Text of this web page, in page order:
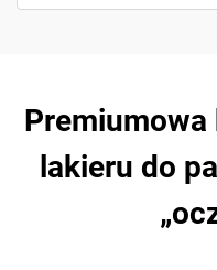
lakieru do